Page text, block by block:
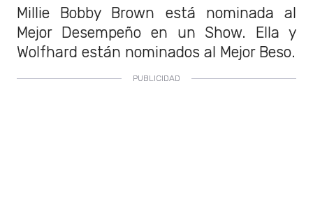
Millie Bobby Brown está nominada al
Mejor Desempeño en un Show. Ella y
Wolfhard están nominados al Mejor Beso.